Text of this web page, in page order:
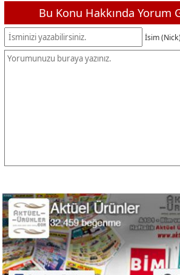
Bu Konu Hakkında Yorum
İsim